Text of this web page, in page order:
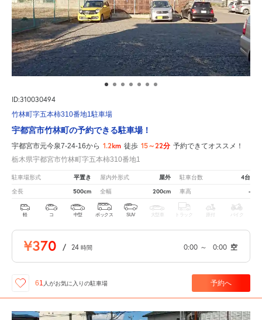
ID:310030494
竹林町字五本柿310番地1駐車場
宇都宮市竹林町の予約できる駐車場！
宇都宮市元今泉7-24-16から 1.2km 徒歩 15～22分 予約できてオススメ！
栃木県宇都宮市竹林町字五本柿310番地1
駐車場形式 平置き 屋内外形式 屋外 駐車台数 4台
全長 500cm 全幅 200cm 車高 -
軽 コ 中型 ボックス SUV 大型車 トラック 原付 バイク
¥370 / 24 時間 0:00 ～ 0:00 空
61 人がお気に入りの駐車場 予約へ